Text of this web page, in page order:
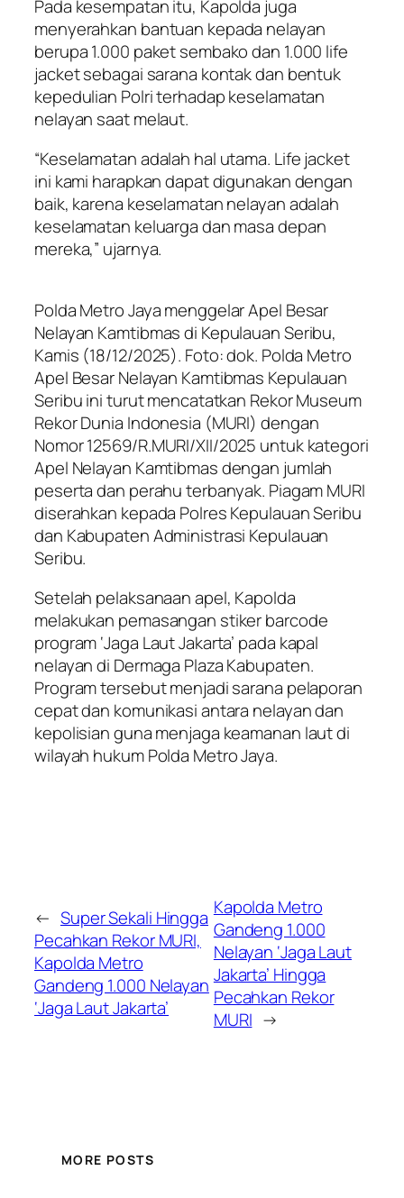
Pada kesempatan itu, Kapolda juga
menyerahkan bantuan kepada nelayan
berupa 1.000 paket sembako dan 1.000 life
jacket sebagai sarana kontak dan bentuk
kepedulian Polri terhadap keselamatan
nelayan saat melaut.
“Keselamatan adalah hal utama. Life jacket
ini kami harapkan dapat digunakan dengan
baik, karena keselamatan nelayan adalah
keselamatan keluarga dan masa depan
mereka,” ujarnya.
Polda Metro Jaya menggelar Apel Besar
Nelayan Kamtibmas di Kepulauan Seribu,
Kamis (18/12/2025). Foto: dok. Polda Metro
Apel Besar Nelayan Kamtibmas Kepulauan
Seribu ini turut mencatatkan Rekor Museum
Rekor Dunia Indonesia (MURI) dengan
Nomor 12569/R.MURI/XII/2025 untuk kategori
Apel Nelayan Kamtibmas dengan jumlah
peserta dan perahu terbanyak. Piagam MURI
diserahkan kepada Polres Kepulauan Seribu
dan Kabupaten Administrasi Kepulauan
Seribu.
Setelah pelaksanaan apel, Kapolda
melakukan pemasangan stiker barcode
program ‘Jaga Laut Jakarta’ pada kapal
nelayan di Dermaga Plaza Kabupaten.
Program tersebut menjadi sarana pelaporan
cepat dan komunikasi antara nelayan dan
kepolisian guna menjaga keamanan laut di
wilayah hukum Polda Metro Jaya.
← Super Sekali Hingga
Pecahkan Rekor MURI,
Kapolda Metro
Gandeng 1.000 Nelayan
‘Jaga Laut Jakarta’
Kapolda Metro
Gandeng 1.000
Nelayan ‘Jaga Laut
Jakarta’ Hingga
Pecahkan Rekor
MURI →
MORE POSTS